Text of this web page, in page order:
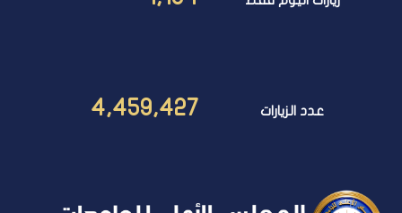
عدد الزيارات 4,459,427